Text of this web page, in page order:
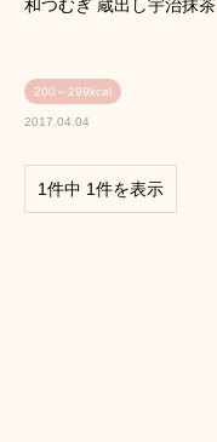
和つむぎ 蔵出し宇治抹茶
200～299kcal
2017.04.04
1件中 1件を表示